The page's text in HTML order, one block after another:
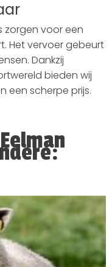
zorgen voor een
Het vervoer gebeurt
Dankzij
bieden wij
een scherpe prijs.